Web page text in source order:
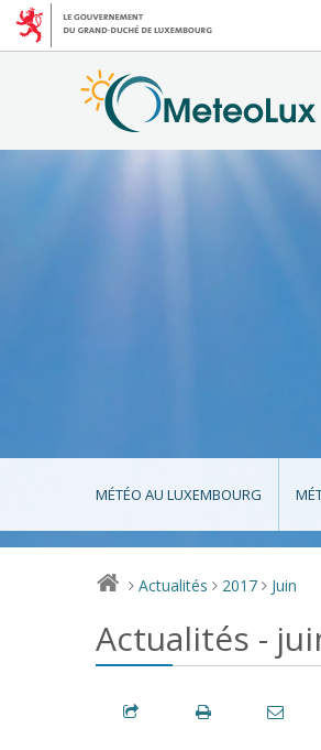
MÉTÉO AU LUXEMBOURG
> Actualités > 2017 > Juin
Actualités -